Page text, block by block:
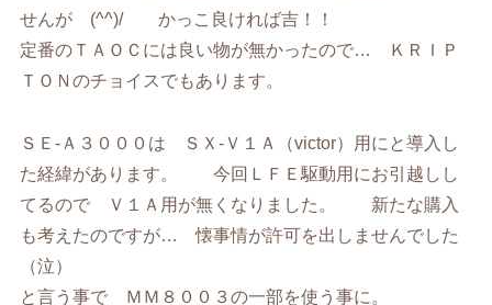
せんが (^^)/ かっこ良ければ吉！！
定番のＴＡＯＣには良い物が無かったので… ＫＲＩＰ
ＴＯＮのチョイスでもあります。
ＳＥ-Ａ３０００は ＳＸ-Ｖ１Ａ（victor）用にと導入し
た経緯があります。 今回ＬＦＥ駆動用にお引越しし
てるので Ｖ１Ａ用が無くなりました。 新たな購入
も考えたのですが… 懐事情が許可を出しませんでした
（泣）
と言う事で ＭＭ８００３の一部を使う事に。